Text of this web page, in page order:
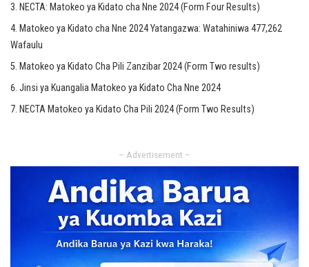
NECTA: Matokeo ya Kidato cha Nne 2024 (Form Four Results)
Matokeo ya Kidato cha Nne 2024 Yatangazwa: Watahiniwa 477,262
Wafaulu
Matokeo ya Kidato Cha Pili Zanzibar 2024 (Form Two results)
Jinsi ya Kuangalia Matokeo ya Kidato Cha Nne 2024
NECTA Matokeo ya Kidato Cha Pili 2024 (Form Two Results)
– Advertisement –